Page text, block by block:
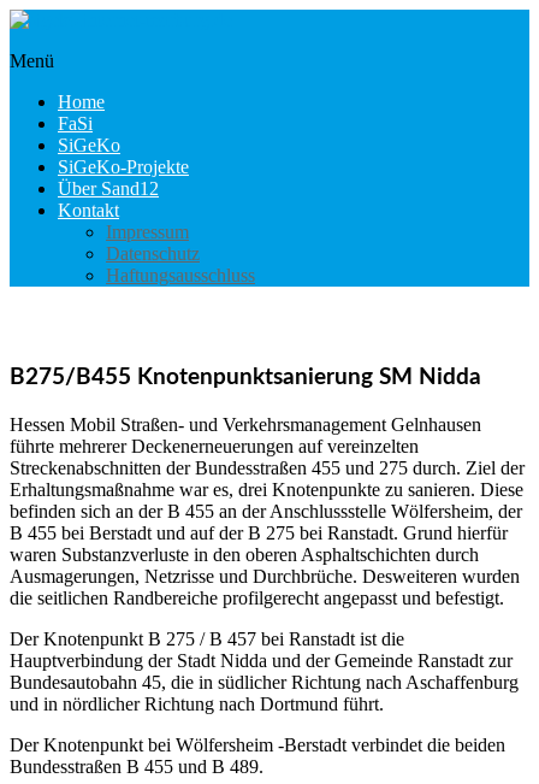
Skip
content
sigeko.internet-
marburg.de
Menü
Home
FaSi
SiGeKo
SiGeKo-Projekte
Über Sand12
Kontakt
Impressum
Datenschutz
Haftungsausschluss
B275/B455 Knotenpunktsanierung SM Nidda
Hessen Mobil Straßen- und Verkehrsmanagement Gelnhausen
führte mehrerer Deckenerneuerungen auf vereinzelten
Streckenabschnitten der Bundesstraßen 455 und 275 durch. Ziel der
Erhaltungsmaßnahme war es, drei Knotenpunkte zu sanieren. Diese
befinden sich an der B 455 an der Anschlussstelle Wölfersheim, der
B 455 bei Berstadt und auf der B 275 bei Ranstadt. Grund hierfür
waren Substanzverluste in den oberen Asphaltschichten durch
Ausmagerungen, Netzrisse und Durchbrüche. Desweiteren wurden
die seitlichen Randbereiche profilgerecht angepasst und befestigt.
Der Knotenpunkt B 275 / B 457 bei Ranstadt ist die
Hauptverbindung der Stadt Nidda und der Gemeinde Ranstadt zur
Bundesautobahn 45, die in südlicher Richtung nach Aschaffenburg
und in nördlicher Richtung nach Dortmund führt.
Der Knotenpunkt bei Wölfersheim -Berstadt verbindet die beiden
Bundesstraßen B 455 und B 489.